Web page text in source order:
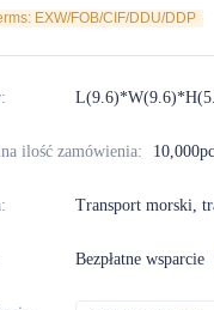
EXW/FOB/CIF/DDU/DDP
:
ilość zamówienia:
: Transport morski,
Bezpłatne wsparcie